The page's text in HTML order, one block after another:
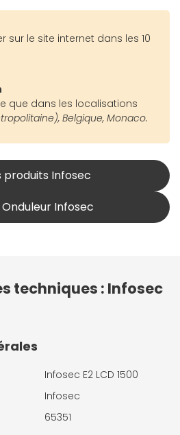
sur le site internet dans les 10
que dans les localisations
Belgique, Monaco.
produits Infosec
Infosec
techniques : Infosec
Infosec E2 LCD 1500
Infosec
65351